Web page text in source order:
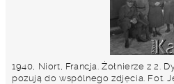
1940, Niort, Francja. Żołnierze z 2.
pozują do wspólnego zdjęcia. Fot.